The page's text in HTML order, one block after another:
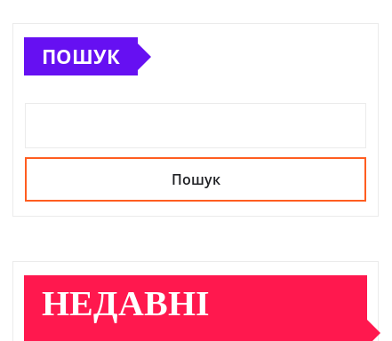
ПОШУК
Пошук
НЕДАВНІ